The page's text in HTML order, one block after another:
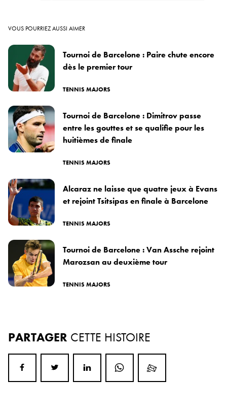
VOUS POURRIEZ AUSSI AIMER
Tournoi de Barcelone : Paire chute encore
dès le premier tour
TENNIS MAJORS
Tournoi de Barcelone : Dimitrov passe
entre les gouttes et se qualifie pour les
huitièmes de finale
TENNIS MAJORS
Alcaraz ne laisse que quatre jeux à Evans
et rejoint Tsitsipas en finale à Barcelone
TENNIS MAJORS
Tournoi de Barcelone : Van Assche rejoint
Marozsan au deuxième tour
TENNIS MAJORS
PARTAGER CETTE HISTOIRE